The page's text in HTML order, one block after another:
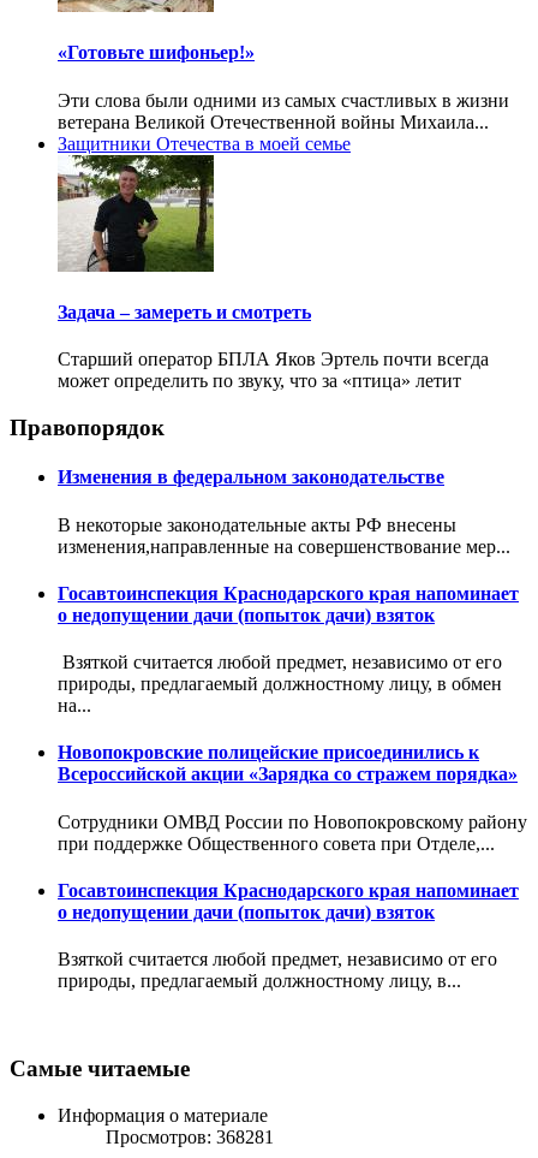
«Готовьте шифоньер!»
Эти слова были одними из самых счастливых в жизни
ветерана Великой Отечественной войны Михаила...
Защитники Отечества в моей семье
Задача – замереть и смотреть
Старший оператор БПЛА Яков Эртель почти всегда
может определить по звуку, что за «птица» летит
Правопорядок
Изменения в федеральном законодательстве
В некоторые законодательные акты РФ внесены
изменения,направленные на совершенствование мер...
Госавтоинспекция Краснодарского края напоминает
о недопущении дачи (попыток дачи) взяток
Взяткой считается любой предмет, независимо от его
природы, предлагаемый должностному лицу, в обмен
на...
Новопокровские полицейские присоединились к
Всероссийской акции «Зарядка со стражем порядка»
Сотрудники ОМВД России по Новопокровскому району
при поддержке Общественного совета при Отделе,...
Госавтоинспекция Краснодарского края напоминает
о недопущении дачи (попыток дачи) взяток
Взяткой считается любой предмет, независимо от его
природы, предлагаемый должностному лицу, в...
Самые читаемые
Информация о материале
Просмотров: 368281